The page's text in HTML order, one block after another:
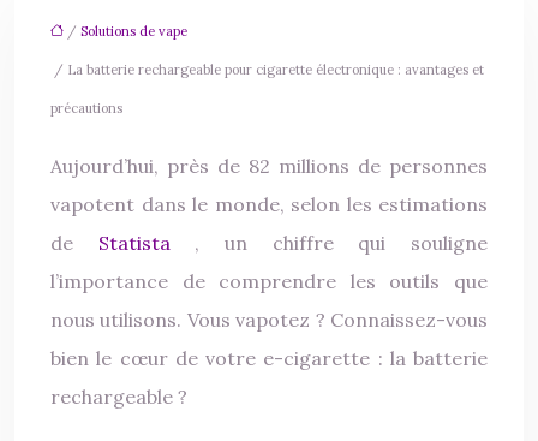
/ Solutions de vape
/ La batterie rechargeable pour cigarette électronique : avantages et
précautions
Aujourd’hui, près de 82 millions de personnes
vapotent dans le monde, selon les estimations
de Statista , un chiffre qui souligne
l’importance de comprendre les outils que
nous utilisons. Vous vapotez ? Connaissez-vous
bien le cœur de votre e-cigarette : la batterie
rechargeable ?